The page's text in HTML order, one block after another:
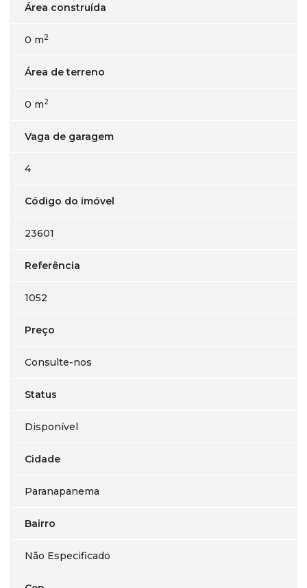
Área construída
0 m2
Área de terreno
0 m2
Vaga de garagem
4
Código do imóvel
23601
Referência
1052
Preço
Consulte-nos
Status
Disponível
Cidade
Paranapanema
Bairro
Não Especificado